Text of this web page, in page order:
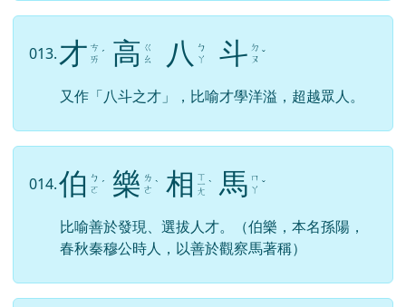
013. 才 ㄘ
ㄞ ˊ 高 ㄍ
ㄠ
八
ㄅ
ㄚ
斗 ㄉ
ㄡ ˇ
又作「八斗之才」，比喻才學洋溢，超越眾人。
014.伯 ㄅ
ㄛ ˊ 樂 ㄌ
ㄜ ˋ 相 ㄒ
ㄧ
ㄤ
ˋ 馬 ㄇ
ㄚ ˇ
比喻善於發現、選拔人才。（伯樂，本名孫陽，
春秋秦穆公時人，以善於觀察馬著稱）